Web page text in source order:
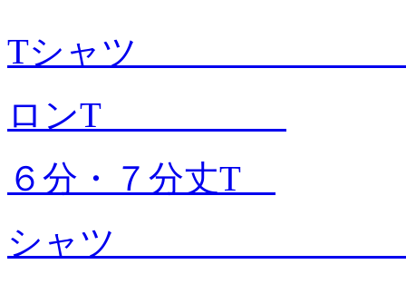
Tシャツ
ロンT
６分・７分丈T
シャ